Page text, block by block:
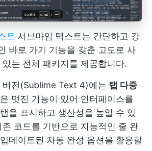
트 서브마임 텍스트는 간단하고 강
바로 가기 기능을 갖춘 고도로 사
는 전체 패키지를 제공합니다.
버전(Sublime Text 4)에는 탭 다중
멋진 기능이 있어 인터페이스를
을 표시하고 생산성을 높일 수 있
코드를 기반으로 지능적인 줄 완
데이트된 자동 완성 옵션을 활용할